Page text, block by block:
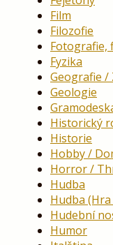
Film
Filozofie
Fotografie,
Fyzika
Geografie /
Geologie
Historický
Historie
Hobby /
Horror /
Hudba
Hudba
Hudební
Humor